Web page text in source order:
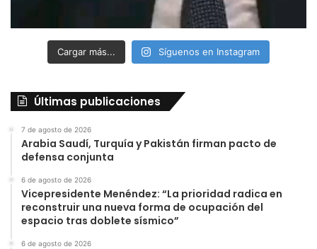
Cargar más... Síguenos en Instagram
Últimas publicaciones
7 de agosto de 2026
Arabia Saudí, Turquía y Pakistán firman pacto de
defensa conjunta
6 de agosto de 2026
Vicepresidente Menéndez: “La prioridad radica en
reconstruir una nueva forma de ocupación del
espacio tras doblete sísmico”
6 de agosto de 2026